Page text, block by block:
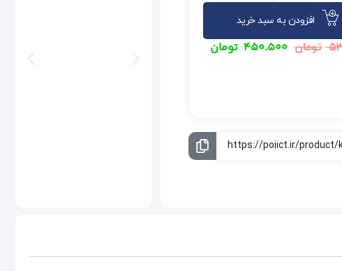
افزودن به سبد خرید
تومان ۴۵۰.۵۰۰ تومان